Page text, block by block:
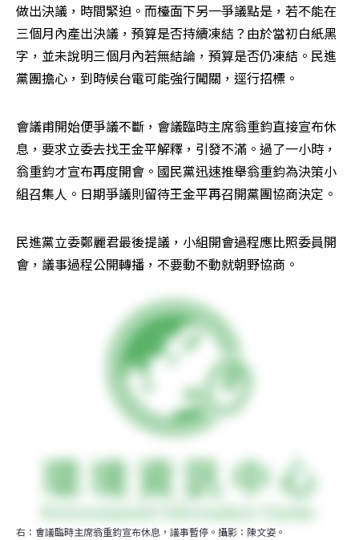
做出決議，時間緊迫。而檯面下另一爭議點是，若不能在
三個月內產出決議，預算是否持續凍結？由於當初白紙黑
字，並未說明三個月內若無結論，預算是否仍凍結。民進
黨團擔心，到時候台電可能強行闖關，逕行招標。
會議甫開始便爭議不斷，會議臨時主席翁重鈞直接宣布休
息，要求立委去找王金平解釋，引發不滿。過了一小時，
翁重鈞才宣布再度開會。國民黨迅速推舉翁重鈞為決策小
組召集人。日期爭議則留待王金平再召開黨團協商決定。
民進黨立委鄭麗君最後提議，小組開會過程應比照委員開
會，議事過程公開轉播，不要動不動就朝野協商。
右：會議臨時主席翁重鈞宣布休息，議事暫停。攝影：陳文姿。